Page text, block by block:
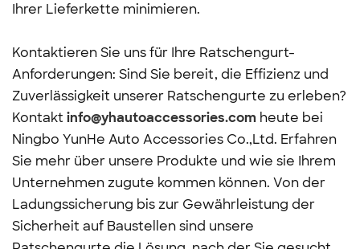
Ihrer Lieferkette minimieren.
Kontaktieren Sie uns für Ihre Ratschengurt-
Anforderungen: Sind Sie bereit, die Effizienz und
Zuverlässigkeit unserer Ratschengurte zu erleben?
Kontakt info@yhautoaccessories.com heute bei
Ningbo YunHe Auto Accessories Co.,Ltd. Erfahren
Sie mehr über unsere Produkte und wie sie Ihrem
Unternehmen zugute kommen können. Von der
Ladungssicherung bis zur Gewährleistung der
Sicherheit auf Baustellen sind unsere